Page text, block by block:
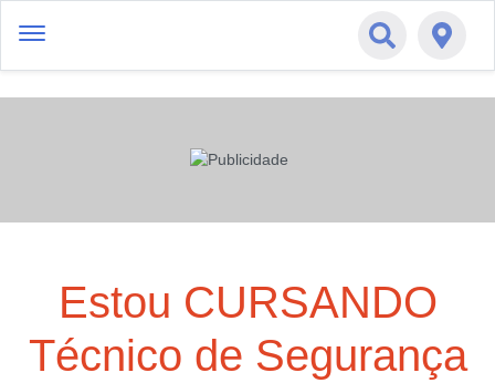
Estou CURSANDO
Técnico de Segurança